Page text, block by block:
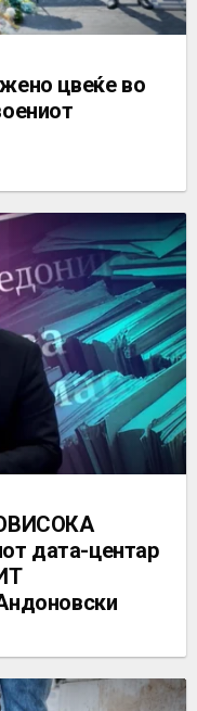
цвеќе во
дата-центар